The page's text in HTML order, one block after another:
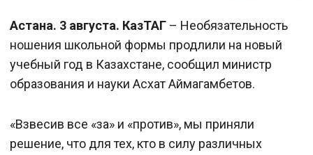
Астана. 3 августа. КазТАГ – Необязательность
ношения школьной формы продлили на новый
учебный год в Казахстане, сообщил министр
образования и науки Асхат Аймагамбетов.
«Взвесив все «за» и «против», мы приняли
решение, что для тех, кто в силу различных